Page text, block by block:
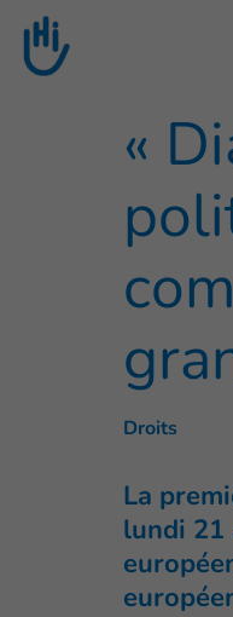
Aller au contenu principal
«
Droits
La
lundi 21